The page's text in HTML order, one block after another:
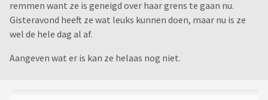
remmen want ze is geneigd over haar grens te gaan nu.
Gisteravond heeft ze wat leuks kunnen doen, maar nu is ze
wel de hele dag al af.
Aangeven wat er is kan ze helaas nog niet.